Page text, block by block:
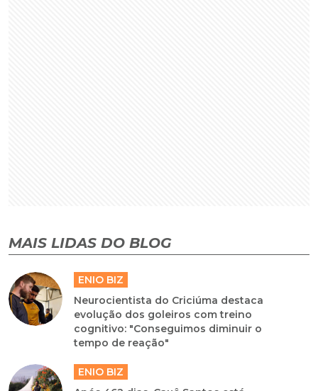
MAIS LIDAS DO BLOG
ENIO BIZ
Neurocientista do Criciúma destaca
evolução dos goleiros com treino
cognitivo: "Conseguimos diminuir o
tempo de reação"
ENIO BIZ